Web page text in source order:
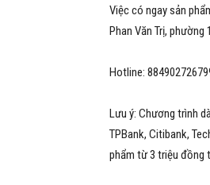
Việc có ngay sản
Phan Văn Trị, phường
Hotline:
Lưu ý: Chương trình
TPBank, Citibank,
phẩm từ 3 triệu đồng